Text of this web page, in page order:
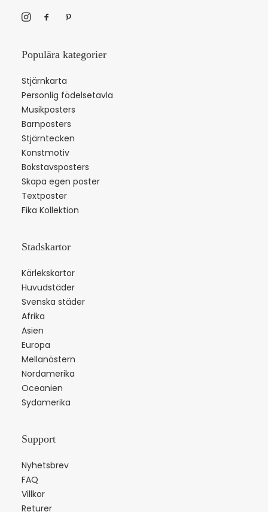
Populära kategorier
Stjärnkarta
Personlig födelsetavla
Musikposters
Barnposters
Stjärntecken
Konstmotiv
Bokstavsposters
Skapa egen poster
Textposter
Fika Kollektion
Stadskartor
Kärlekskartor
Huvudstäder
Svenska städer
Afrika
Asien
Europa
Mellanöstern
Nordamerika
Oceanien
Sydamerika
Support
Nyhetsbrev
FAQ
Villkor
Returer